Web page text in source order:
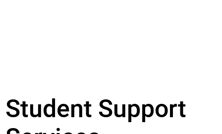
Student Support